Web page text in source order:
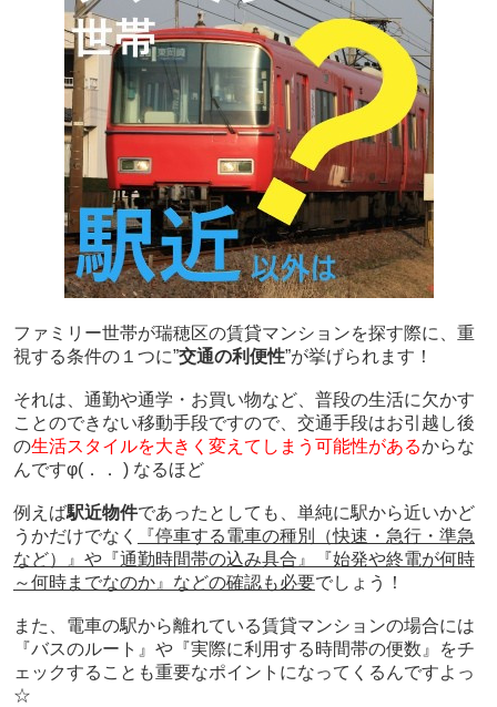
ファミリー世帯が瑞穂区の賃貸マンションを探す際に、重
視する条件の１つに”交通の利便性”が挙げられます！
それは、通勤や通学・お買い物など、普段の生活に欠かす
ことのできない移動手段ですので、交通手段はお引越し後
の生活スタイルを大きく変えてしまう可能性があるからな
んですφ(．． ) なるほど
例えば駅近物件であったとしても、単純に駅から近いかど
うかだけでなく
『停車する電車の種別（快速・急行・準急
など）』や『通勤時間帯の込み具合』『始発や終電が何時
～何時までなのか』などの確認も必要でしょう！
また、電車の駅から離れている賃貸マンションの場合には
『バスのルート』や『実際に利用する時間帯の便数』をチ
ェックすることも重要なポイントになってくるんですよっ
☆